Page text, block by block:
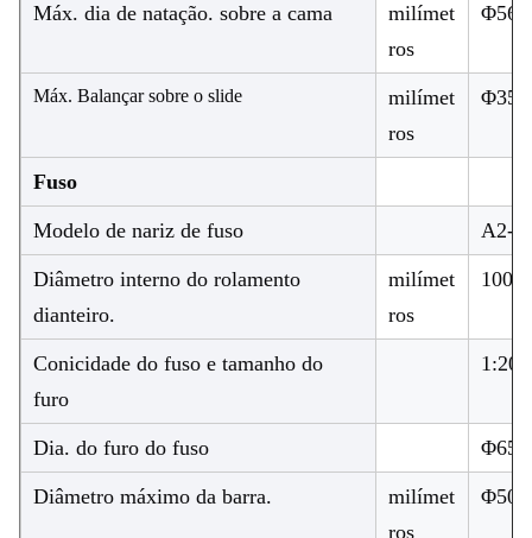
Máx. dia de natação. sobre a cama
milímet
ros
Φ560
Máx. Balançar sobre o slide
milímet
ros
Φ350
Fuso
Modelo de nariz de fuso A2-6
Diâmetro interno do rolamento
dianteiro.
milímet
ros
100
Conicidade do fuso e tamanho do
furo
Dia. do furo do fuso Φ65
Diâmetro máximo da barra.
milímet
ros
Φ50